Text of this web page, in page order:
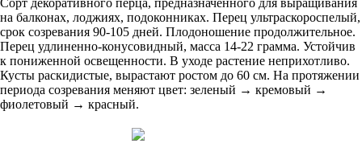
Сорт декоративного перца, предназначенного для выращивания
на балконах, лоджиях, подоконниках. Перец ультраскороспелый,
срок созревания 90-105 дней. Плодоношение продолжительное.
Перец удлиненно-конусовидный, масса 14-22 грамма. Устойчив
к пониженной освещенности. В уходе растение неприхотливо.
Кусты раскидистые, вырастают ростом до 60 см. На протяжении
периода созревания меняют цвет: зеленый → кремовый →
фиолетовый → красный.